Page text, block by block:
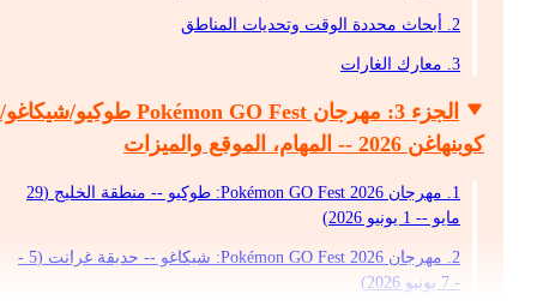
2. أبحاث محددة الوقت وتحديات المناطق
3. معارك الغارات
الجزء 3: مهرجان Pokémon GO Fest طوكيو/شيكاغو/
كوبنهاغن 2026 -- المهام، الموقع والميزات
1. مهرجان Pokémon GO Fest 2026: طوكيو -- منطقة الخليج (29
مايو -- 1 يونيو 2026)
2. مهرجان Pokémon GO Fest 2026: شيكاغو -- حديقة غرانت (5 -
- 7 يونيو 2026)